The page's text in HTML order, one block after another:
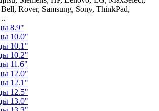
Rover, Samsung, Sony, ThinkPad,
8.9"
10.0"
10.1"
10.2"
11.6"
12.0"
12.1"
12.5"
13.0"